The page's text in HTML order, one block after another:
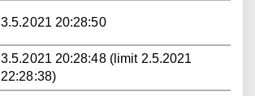
3.5.2021 20:28:50
3.5.2021 20:28:48 (limit 2.5.2021
22:28:38)